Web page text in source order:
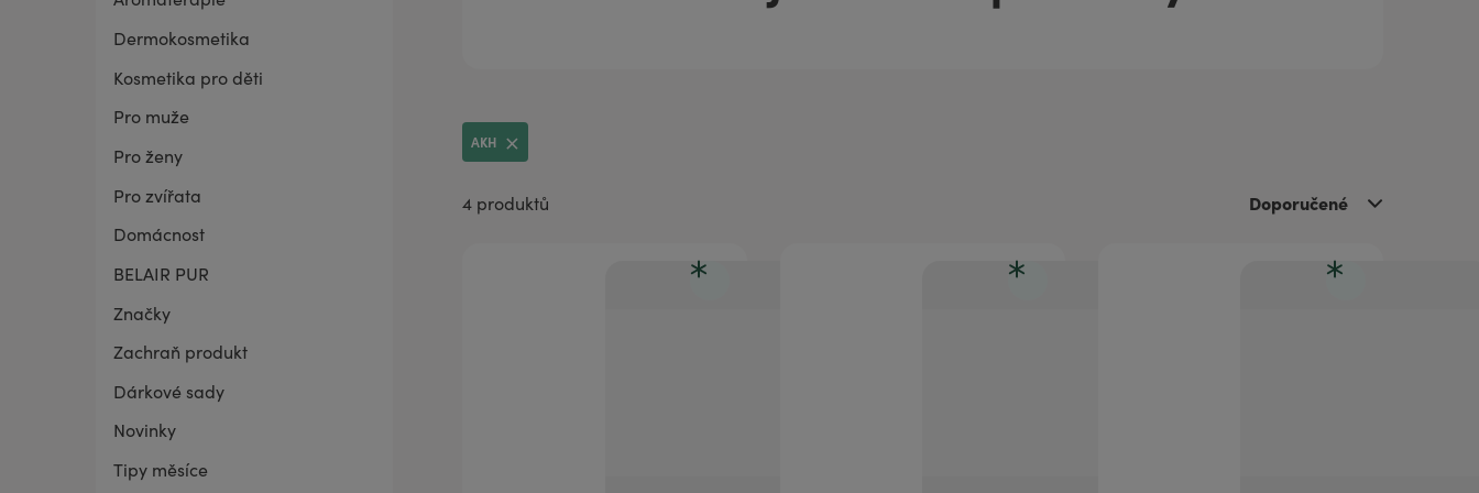
BELAIR PUR Lite
Co mě trápí
Vaginální suchost
Sada pro grilování
AKH
4 produktů Doporučené
Dermokosmetika
Kosmetika pro děti
Pro muže
Pro ženy
Pro zvířata
Domácnost
BELAIR PUR
Značky
Zachraň produkt
Dárkové sady
Novinky
Tipy měsíce